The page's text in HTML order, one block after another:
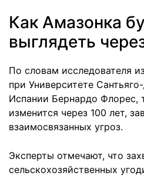
Как Амазонка
выглядеть
По словам исследователя
при Университете
Испании Бернардо Флорес,
изменится через 100 лет,
взаимосвязанных угроз.
Эксперты отмечают, что
сельскохозяйственных